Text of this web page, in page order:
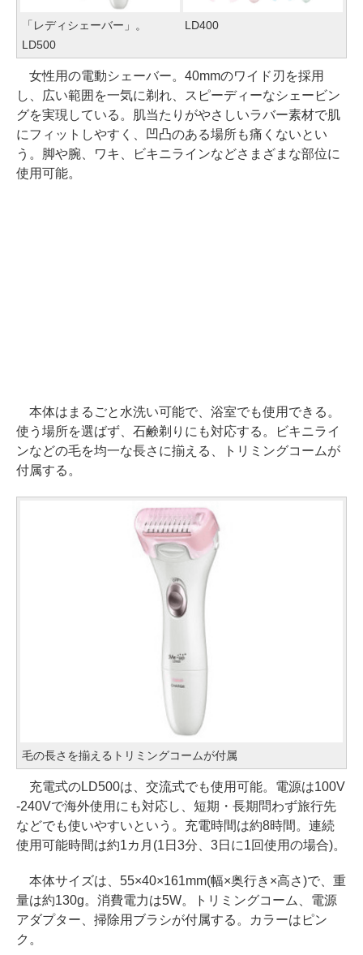
「レディシェーバー」。
LD500
LD400
女性用の電動シェーバー。40mmのワイド刃を採用
し、広い範囲を一気に剃れ、スピーディーなシェービン
グを実現している。肌当たりがやさしいラバー素材で肌
にフィットしやすく、凹凸のある場所も痛くないとい
う。脚や腕、ワキ、ビキニラインなどさまざまな部位に
使用可能。
本体はまるごと水洗い可能で、浴室でも使用できる。
使う場所を選ばず、石鹸剃りにも対応する。ビキニライ
ンなどの毛を均一な長さに揃える、トリミングコームが
付属する。
毛の長さを揃えるトリミングコームが付属
充電式のLD500は、交流式でも使用可能。電源は100V
-240Vで海外使用にも対応し、短期・長期問わず旅行先
などでも使いやすいという。充電時間は約8時間。連続
使用可能時間は約1カ月(1日3分、3日に1回使用の場合)。
本体サイズは、55×40×161mm(幅×奥行き×高さ)で、重
量は約130g。消費電力は5W。トリミングコーム、電源
アダプター、掃除用ブラシが付属する。カラーはピン
ク。